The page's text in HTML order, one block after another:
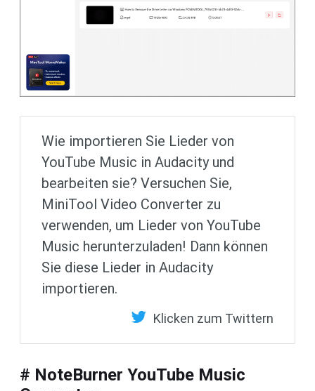
Wie importieren Sie Lieder von
YouTube Music in Audacity und
bearbeiten sie? Versuchen Sie,
MiniTool Video Converter zu
verwenden, um Lieder von YouTube
Music herunterzuladen! Dann können
Sie diese Lieder in Audacity
importieren.
Klicken zum Twittern
# NoteBurner YouTube Music